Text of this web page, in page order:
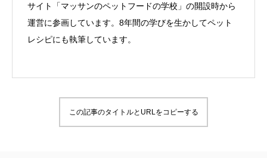
サイト「マッサンのペットフードの学校」の開設時から
運営に参画しています。8年間の学びを生かしてペット
レシピにも執筆しています。
この記事のタイトルとURLをコピーする